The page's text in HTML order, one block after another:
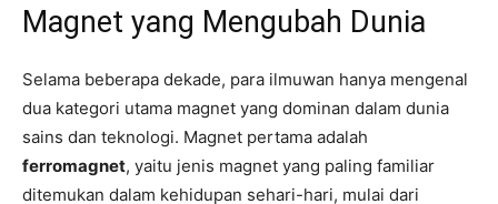
Magnet yang Mengubah Dunia
Selama beberapa dekade, para ilmuwan hanya mengenal
dua kategori utama magnet yang dominan dalam dunia
sains dan teknologi. Magnet pertama adalah
ferromagnet, yaitu jenis magnet yang paling familiar
ditemukan dalam kehidupan sehari-hari, mulai dari